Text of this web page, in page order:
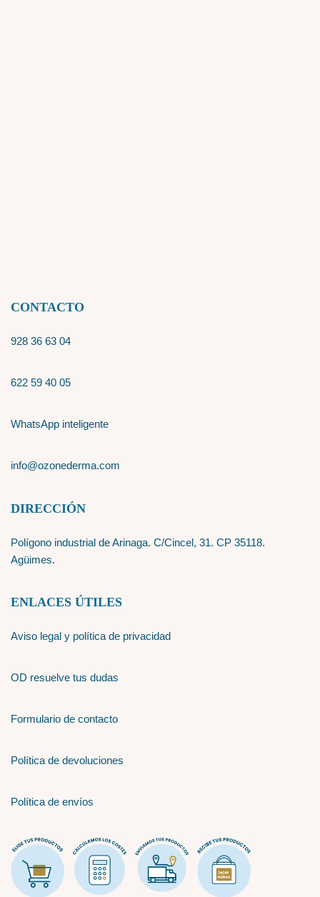
CONTACTO
928 36 63 04
622 59 40 05
WhatsApp inteligente
info@ozonederma.com
DIRECCIÓN
Polígono industrial de Arinaga. C/Cincel, 31. CP 35118.
Agüimes.
ENLACES ÚTILES
Aviso legal y política de privacidad
OD resuelve tus dudas
Formulario de contacto
Política de devoluciones
Política de envíos